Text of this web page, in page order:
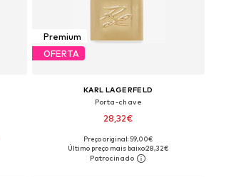
Premium
OFERTA
KARL LAGERFELD
Porta-chave
28,32€
Tamanhos disponíveis: One Size
Adicionar ao cesto
Preço original: 59,00€
Último preço mais baixo:28,32€